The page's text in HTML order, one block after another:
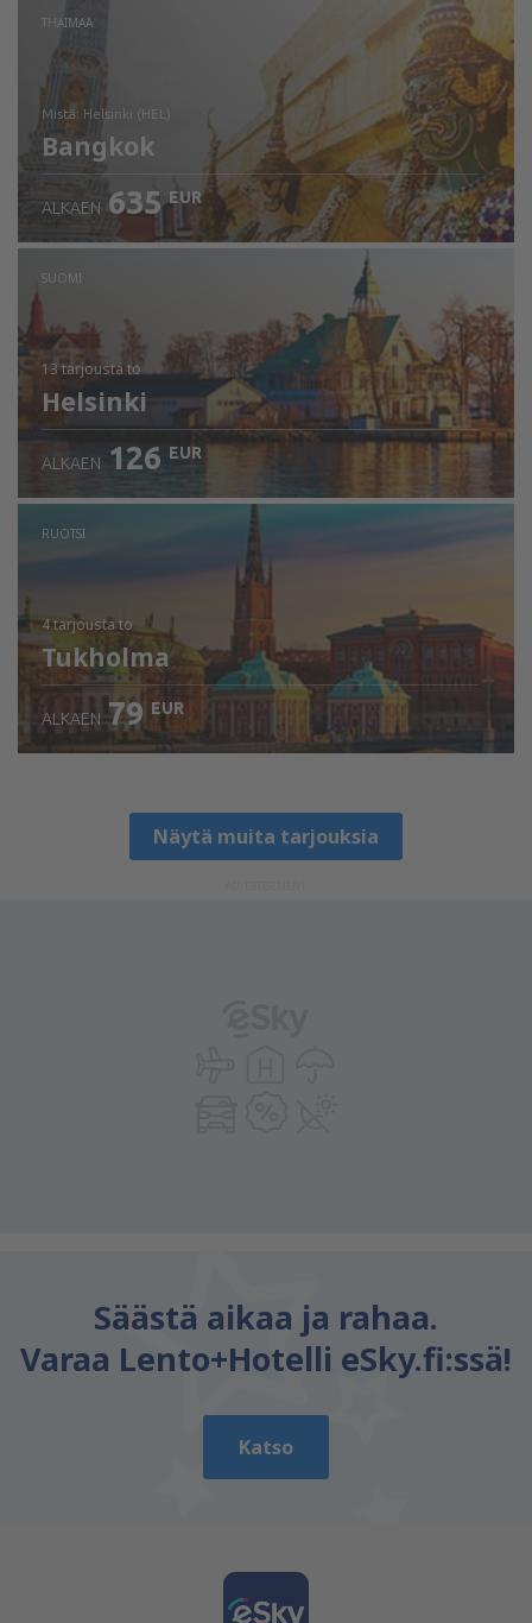
THAIMAA
mistä: Helsinki (HEL)
Bangkok
Tarkista tiedot
ALKAEN 635 EUR
SUOMI
13 tarjousta to
Helsinki
ALKAEN 126 EUR
RUOTSI
4 tarjoustato
Tukholma
ALKAEN 79 EUR
Näytä muita tarjouksia
Säästä aikaa ja rahaa.
Varaa Lento+Hotelli eSky.fi:ssä!
Katso